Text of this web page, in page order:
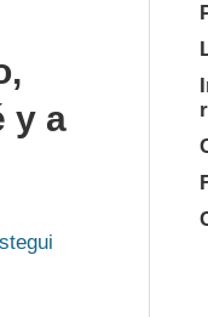
y a